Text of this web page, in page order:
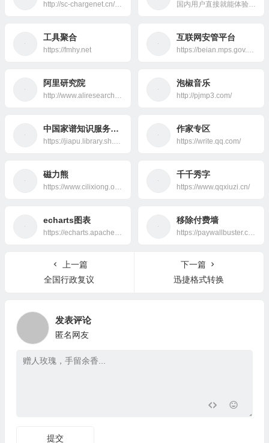
http://sc-chargenet.cn/charging-map.html 国内用户直接就能体验最新的Nano Banana、GPT-5、Grok4、Claude 4、GPT-4o画图、Gemini 2.5 Pro、DeepSeek V3.1等等热门模型。
工具聚合
https://fmhy.net
互联网安管平台
https://beian.mps.gov.cn/
阿里研究院
http://www.aliresearch.com/cn/index
泡椒音乐
http://pjmp3.com/
中国家谱知识服务平台
https://jiapu.library.sh.cn/
作家专区
https://write.qq.com/
磁力熊
https://www.cilixiong.org/
千千秀字
https://www.qqxiuzi.cn/
echarts图表
https://echarts.apache.org/examples/zh/index.html
移除付费墙
https://paywallbuster.com/
上一篇
全国行政复议
下一篇
迅捷格式转换
发表评论
匿名网友
提交